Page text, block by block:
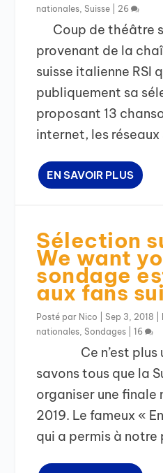
nationales ,Suisse 26
Coup de théâtre
provenant de la
suisse italienne RSI
publiquement sa
proposant 13
internet, les
EN SAVOIR PLUS
Sélection
We want
sondage
aux fans
Posté par Nico |Sep 3, 2018
nationales ,Sondages |16
Ce n’est plus
savons tous que la
organiser une
2019. Le fameux «
qui a permis à notre